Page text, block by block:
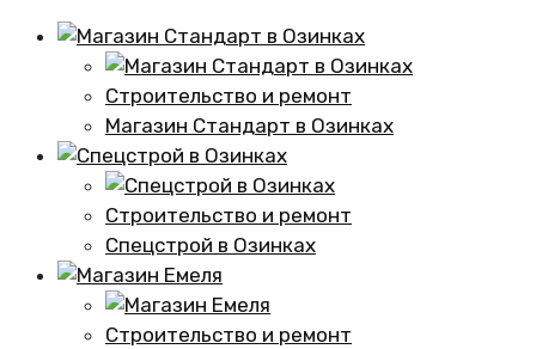
Строительство и ремонт
Магазин Стандарт в Озинках
Строительство и ремонт
Спецстрой в Озинках
Строительство и ремонт